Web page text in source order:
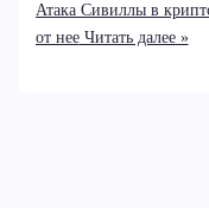
Атака Сивиллы в
от нееЧитать далее »